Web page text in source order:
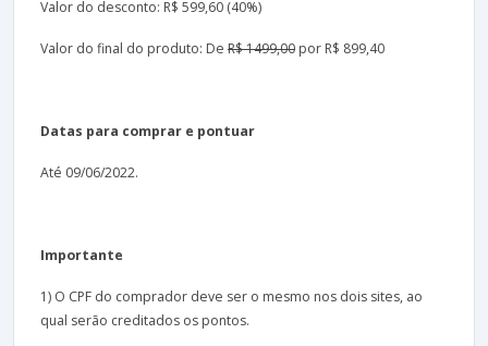
Valor do desconto: R$ 599,60 (40%)
Valor do final do produto: De R$ 1499,00 por R$ 899,40
Datas para comprar e pontuar
Até 09/06/2022.
Importante
1) O CPF do comprador deve ser o mesmo nos dois sites, ao
qual serão creditados os pontos.